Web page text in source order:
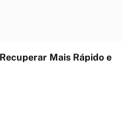
Mais Rápido e